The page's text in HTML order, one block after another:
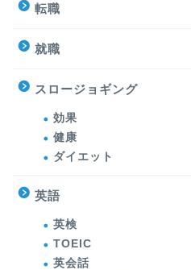
転職
就職
スロージョギング
効果
健康
ダイエット
英語
英検
TOEIC
英会話